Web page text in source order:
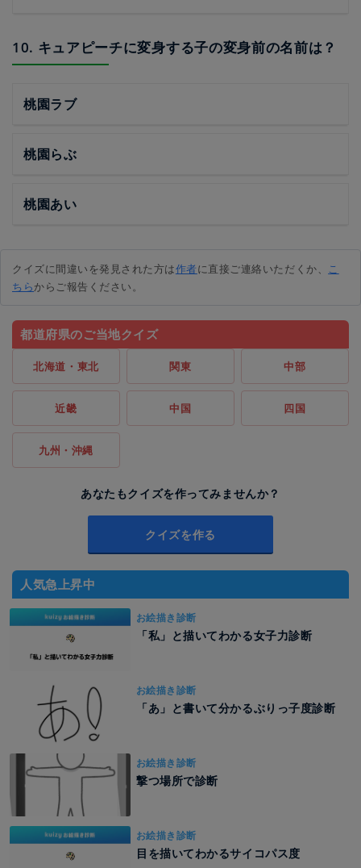
10. キュアピーチに変身する子の変身前の名前は？
桃園ラブ
桃園らぶ
桃園あい
クイズに間違いを発見された方は作者に直接ご連絡いただくか、 こ
ちらからご報告ください。
都道府県のご当地クイズ
北海道・東北 関東 中部
近畿 中国 四国
九州・沖縄
あなたもクイズを作ってみませんか？
クイズを作る
人気急上昇中
お絵描き診断
「私」と描いてわかる女子力診断
お絵描き診断
「あ」と書いて分かるぶりっ子度診断
お絵描き診断
撃つ場所で診断
お絵描き診断
目を描いてわかるサイコパス度